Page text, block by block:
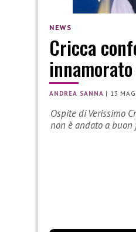
NEWS
Cricca
ANDREA SANNA | 13
Ospite di Verissimo
non è andato a buon